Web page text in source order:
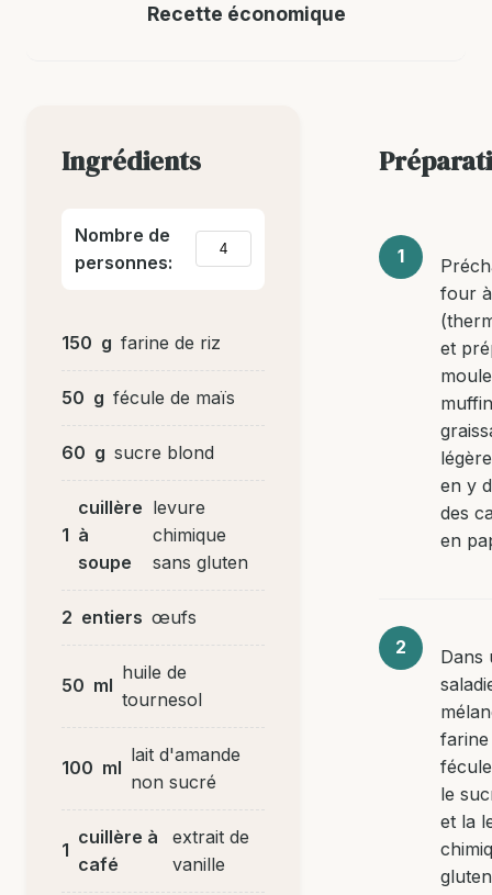
Recette économique
Ingrédients
Nombre de
personnes:
150 g farine de riz
50 g fécule de maïs
60 g sucre blond
1
cuillère
à
soupe
levure
chimique
sans gluten
2 entiers œufs
50 ml
huile de
tournesol
100 ml
lait d'amande
non sucré
1
cuillère à
café
extrait de
vanille
four à
et
en y
des
en
Dans
le
et la